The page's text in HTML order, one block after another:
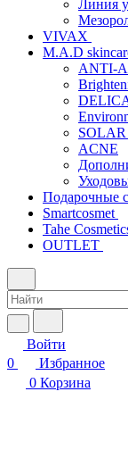
Линия
VIVAX
M.A.D
ANTI-
АCNE
Подарочные
Smartcosmet
Tahe
OUTLET
Войти
0
Избранное
0 Корзина